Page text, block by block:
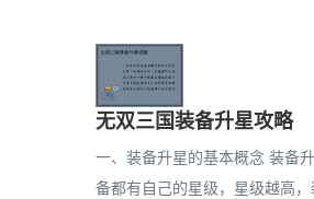
无双三国装备升星攻略
一、装备升星的基本概念 装备
备都有自己的星级，星级越高